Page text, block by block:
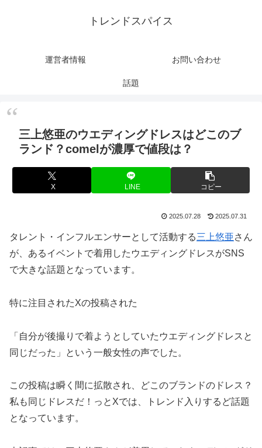
トレンドスパイス
運営者情報 お問い合わせ
話題
三上悠亜のウエディングドレスはどこのブ
ランド？comelが濃厚で値段は？
X LINE コピー
2025.07.28 2025.07.31
タレント・インフルエンサーとして活動する三上悠亜さん
が、あるイベントで着用したウエディングドレスがSNS
で大きな話題となっています。
特に注目されたXの投稿された
「自分が後撮りで着ようとしていたウエディングドレスと
同じだった」という一般女性の声でした。
この投稿は瞬く間に拡散され、どこのブランドのドレス？
私も同じドレスだ！っとXでは、トレンド入りするど話題
となっています。